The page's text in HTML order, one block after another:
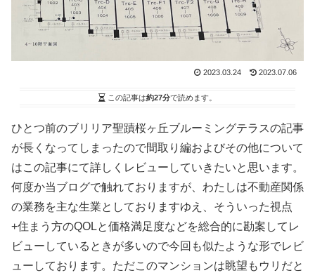
2023.03.24 2023.07.06
この記事は約27分で読めます。
ひとつ前のブリリア聖蹟桜ヶ丘ブルーミングテラスの記事
が長くなってしまったので間取り編およびその他について
はこの記事にて詳しくレビューしていきたいと思います。
何度か当ブログで触れておりますが、わたしは不動産関係
の業務を主な生業としておりますゆえ、そういった視点
+住まう方のQOLと価格満足度などを総合的に勘案してレ
ビューしているときが多いので今回も似たような形でレビ
ューしております。ただこのマンションは眺望もウリだと